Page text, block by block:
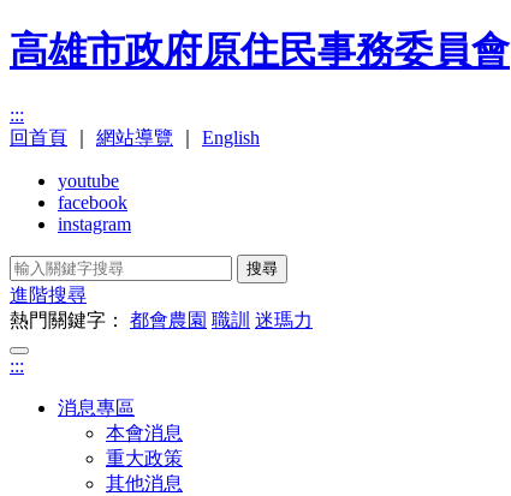
高雄市政府原住民事務委員會
:::
回首頁
網站導覽 English
youtube
facebook
instagram
搜尋
進階搜尋
熱門關鍵字： 都會農園 職訓 迷瑪力
:::
消息專區
本會消息
重大政策
其他消息